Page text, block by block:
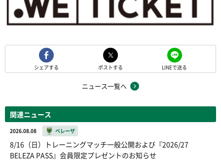
シェアする ポストする LINEで送る
ニュース一覧へ
関連ニュース
2026.08.08 ベレーザ
8/16（日）トレーニングマッチ一般公開および『2026/27
BELEZA PASS』会員限定プレゼントのお知らせ